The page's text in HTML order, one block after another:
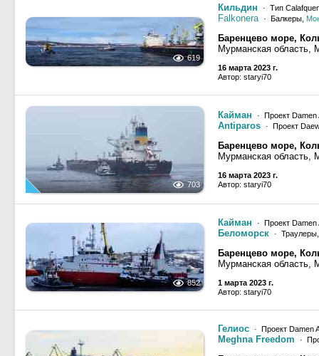
619
Кильдин · Тип
Falkonera · Балкеры,
Баренцево море,
Мурманская область,
16 марта 2023 г.
Автор: staryi70
703
Кайман · Проект
Antiparos · Проект
Баренцево море,
Мурманская область,
16 марта 2023 г.
Автор: staryi70
852
Кайман · Проект
Беломорск ·
Баренцево море,
Мурманская область,
1 марта 2023 г.
Автор: staryi70
Гелиос · Проект Damen
Meghna Freedom ·